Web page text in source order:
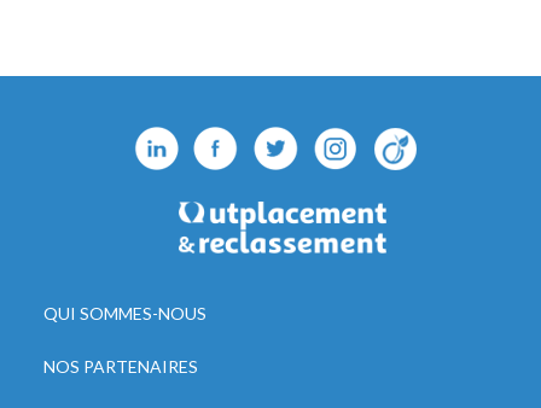
QUI SOMMES-NOUS
NOS PARTENAIRES